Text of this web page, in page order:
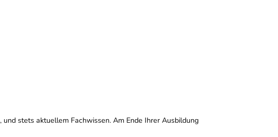
stets aktuellem Fachwissen. Am Ende Ihrer Ausbildung